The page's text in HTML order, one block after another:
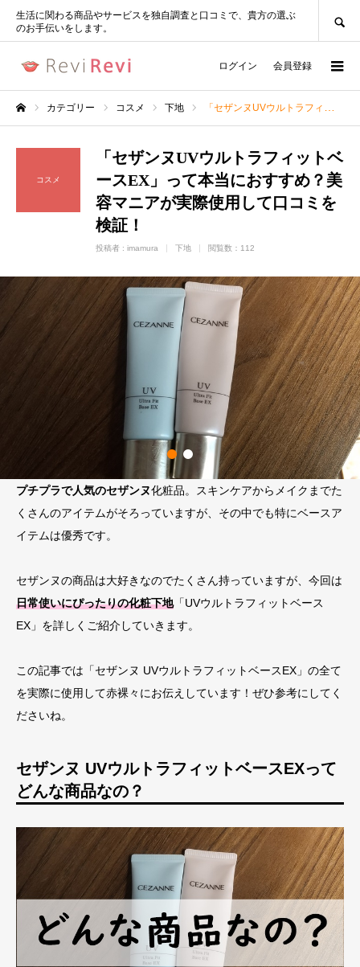
生活に関わる商品やサービスを独自調査と口コミで、貴方の選ぶ
のお手伝いをします。
ログイン 会員登録
カテゴリー コスメ 下地 「セザンヌUVウルトラフィットベースEX」って本当におすすめ？美容マニアが実際使用して口コミを検証！
コスメ
「セザンヌUVウルトラフィットベ
ースEX」って本当におすすめ？美
容マニアが実際使用して口コミを
検証！
投稿者 : imamura 下地 閲覧数：112
プチプラで人気のセザンヌ化粧品。スキンケアからメイクまでた
くさんのアイテムがそろっていますが、その中でも特にベースア
イテムは優秀です。
セザンヌの商品は大好きなのでたくさん持っていますが、今回は
日常使いにぴったりの化粧下地「UVウルトラフィットベース
EX」を詳しくご紹介していきます。
この記事では「セザンヌ UVウルトラフィットベースEX」の全て
を実際に使用して赤裸々にお伝えしています！ぜひ参考にしてく
ださいね。
セザンヌ UVウルトラフィットベースEXって
どんな商品なの？